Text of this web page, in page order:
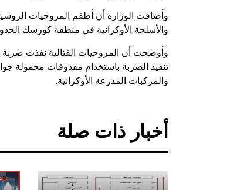
والأسلحة الأوكرانية في منطقة كورسك
وأوضحت أن المروحيات القتالية نفذت
تنفيذ الضربة باستخدام مقذوفات محمولة
والمركبات المدرعة الأوكرانية.
أخبار ذات صلة